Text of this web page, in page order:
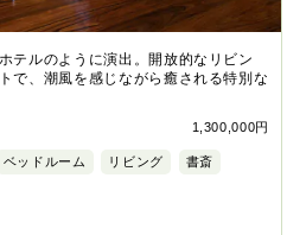
テルのように演出。開放的なリビン
で、潮風を感じながら癒される特別な
1,300,000円
ベッドルーム リビング 書斎